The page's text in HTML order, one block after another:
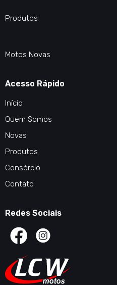
Produtos
Motos Novas
Acesso Rápido
Início
Quem Somos
Novas
Produtos
Consórcio
Contato
Redes Sociais